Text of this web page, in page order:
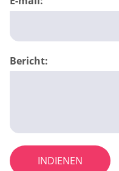
Bericht:
INDIENEN